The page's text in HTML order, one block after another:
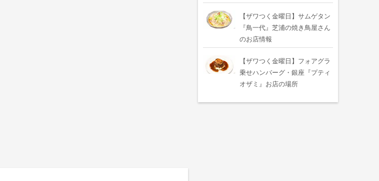
【ザワつく金曜日】サムゲタン
『鳥一代』芝浦の焼き鳥屋さん
のお店情報
【ザワつく金曜日】フォアグラ
乗せハンバーグ・銀座『プティ
オザミ』お店の場所